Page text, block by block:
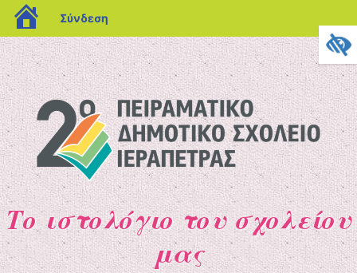
blogs.sch.gr
Σύνδεση
Το ιστολόγιο του σχολείου
μας